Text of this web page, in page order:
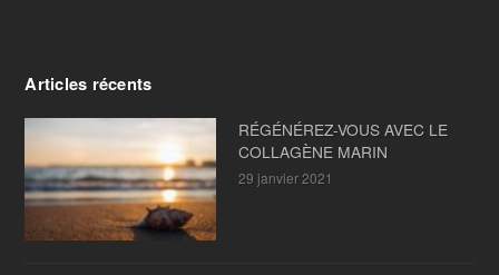
Articles récents
RÉGÉNÉREZ-VOUS AVEC LE
COLLAGÈNE MARIN
29 janvier 2021